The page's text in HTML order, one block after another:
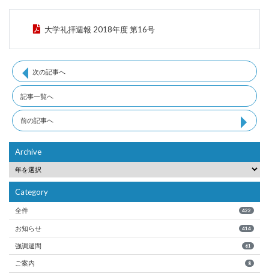
大学礼拝週報 2018年度 第16号
次の記事へ
記事一覧へ
前の記事へ
Archive
Category
全件 422
お知らせ 414
強調週間 61
ご案内 8